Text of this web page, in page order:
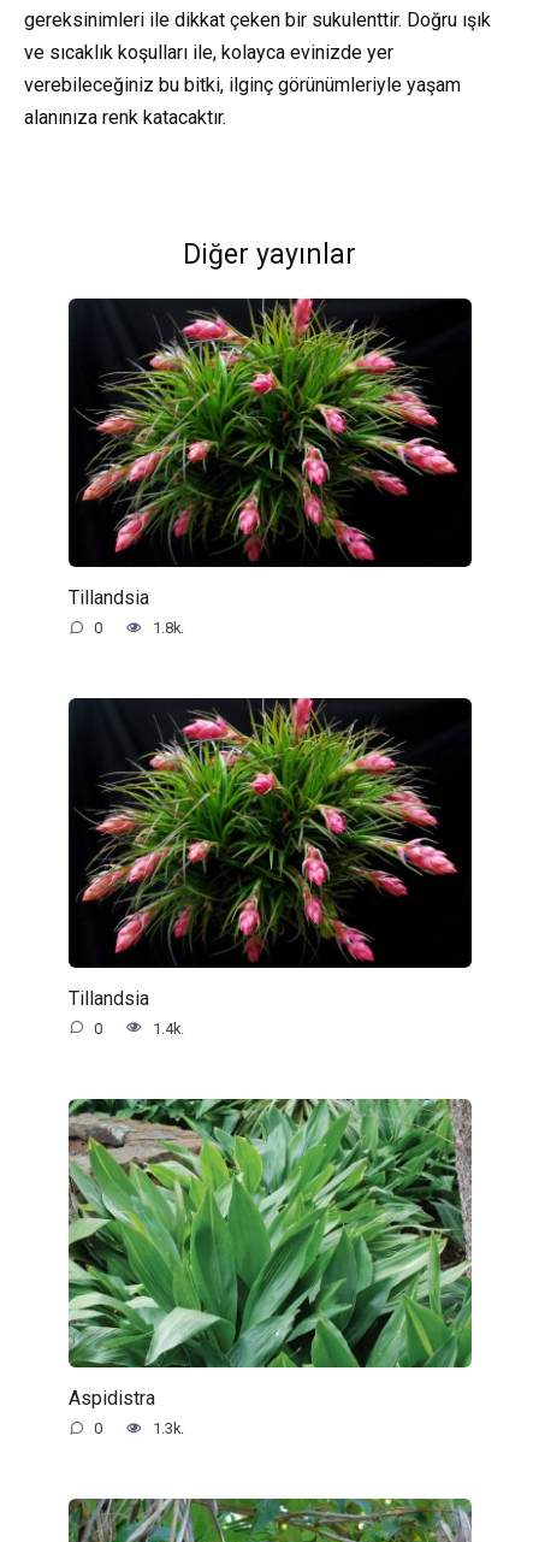
gereksinimleri ile dikkat çeken bir sukulenttir. Doğru ışık
ve sıcaklık koşulları ile, kolayca evinizde yer
verebileceğiniz bu bitki, ilginç görünümleriyle yaşam
alanınıza renk katacaktır.
Diğer yayınlar
Tillandsia
0 1.8k.
Tillandsia
0 1.4k.
Aspidistra
0 1.3k.